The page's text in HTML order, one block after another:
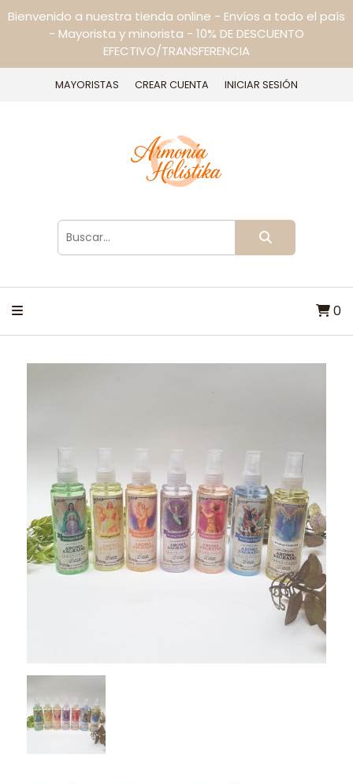
Bienvenido a nuestra tienda online - Envíos a todo el país
- Mayorista y minorista - 10% DE DESCUENTO
EFECTIVO/TRANSFERENCIA
MAYORISTAS CREAR CUENTA INICIAR SESIÓN
0